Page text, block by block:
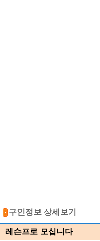
구인정보 상세보기
레슨프로 모십니다